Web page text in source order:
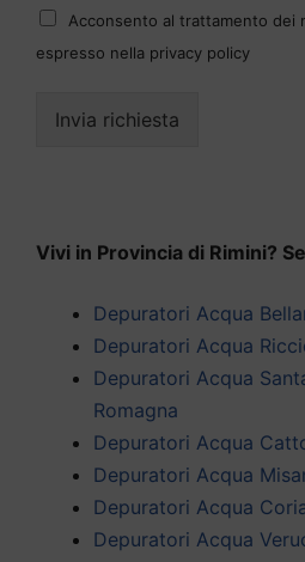
Acconsento al trattamento dei
espresso nella privacy policy
Invia richiesta
Vivi in Provincia di Rimini?
Depuratori Acqua
Depuratori Acqua
Depuratori Acqua
Romagna
Depuratori Acqua
Depuratori Acqua
Depuratori Acqua
Depuratori Acqua